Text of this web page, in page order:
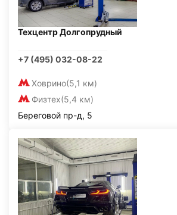
Техцентр Долгопрудный
+7 (495) 032-08-22
Ховрино(5,1 км)
Физтех(5,4 км)
Береговой пр-д, 5